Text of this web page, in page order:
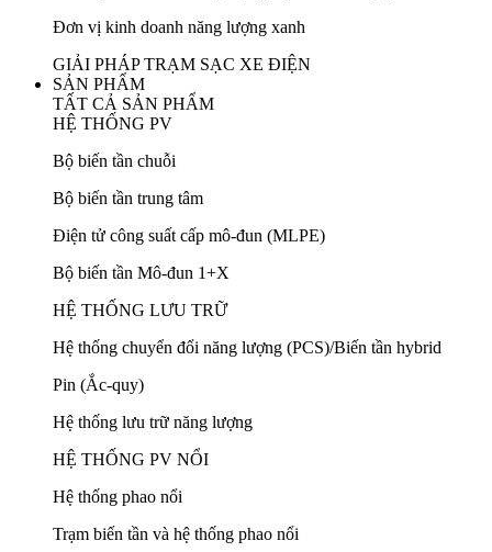
Đơn vị kinh doanh năng lượng xanh
GIẢI PHÁP TRẠM SẠC XE ĐIỆN
SẢN PHẨM
TẤT CẢ SẢN PHẨM
HỆ THỐNG PV
Bộ biến tần chuỗi
Bộ biến tần trung tâm
Điện tử công suất cấp mô-đun (MLPE)
Bộ biến tần Mô-đun 1+X
HỆ THỐNG LƯU TRỮ
Hệ thống chuyển đổi năng lượng (PCS)/Biến tần hybrid
Pin (Ắc-quy)
Hệ thống lưu trữ năng lượng
HỆ THỐNG PV NỔI
Hệ thống phao nổi
Trạm biến tần và hệ thống phao nổi